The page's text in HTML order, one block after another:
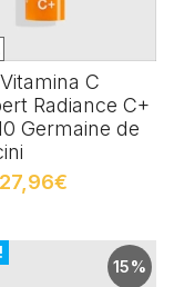
C
Radiance C+
Germaine de
27,96€
15%